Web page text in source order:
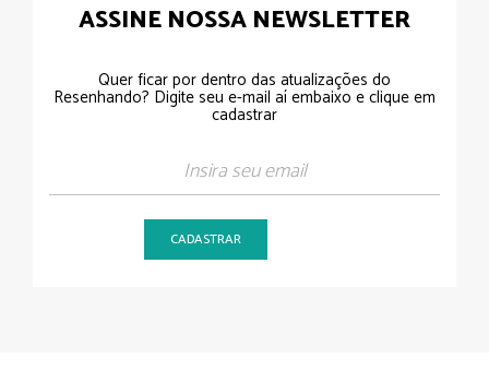
ASSINE NOSSA NEWSLETTER
Quer ficar por dentro das atualizações do
Resenhando? Digite seu e-mail aí embaixo e clique em
cadastrar